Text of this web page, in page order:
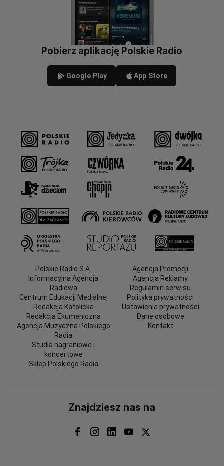
Pobierz aplikację Polskie Radio
Google Play App Store
Polskie Radio S.A.
Informacyjna Agencja
Radiowa
Centrum Edukacji Medialnej
Redakcja Katolicka
Redakcja Ekumeniczna
Agencja Muzyczna Polskiego
Radia
Studia nagraniowe i
koncertowe
Sklep Polskiego Radia
Agencja Promocji
Agencja Reklamy
Regulamin serwisu
Polityka prywatności
Ustawienia prywatności
Dane osobowe
Kontakt
Znajdziesz nas na